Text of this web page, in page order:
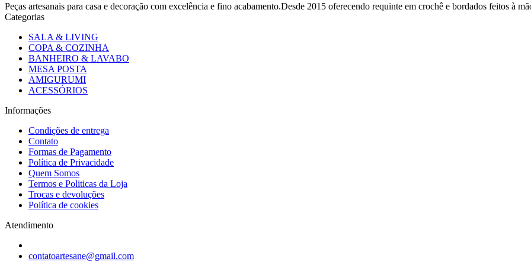
Peças artesanais para casa e decoração com excelência e fino acabamento.Desde 2015 oferecendo requinte em crochê e bordados feitos à
Categorias
SALA & LIVING
COPA & COZINHA
BANHEIRO & LAVABO
MESA POSTA
AMIGURUMI
ACESSÓRIOS
Informações
Condições de entrega
Contato
Formas de Pagamento
Política de Privacidade
Quem Somos
Termos e Politicas da Loja
Trocas e devoluções
Política de cookies
Atendimento
contatoartesane@gmail.com